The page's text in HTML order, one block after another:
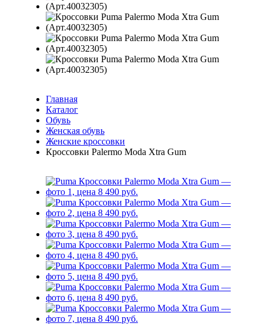
Главная
Каталог
Обувь
Женская обувь
Женские кроссовки
Кроссовки Palermo Moda Xtra Gum